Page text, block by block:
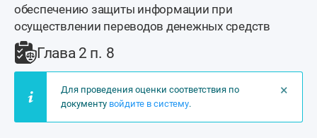
обеспечению защиты информации при
осуществлении переводов денежных средств
Глава 2 п. 8
×
Для проведения оценки соответствия по
документу войдите в систему.